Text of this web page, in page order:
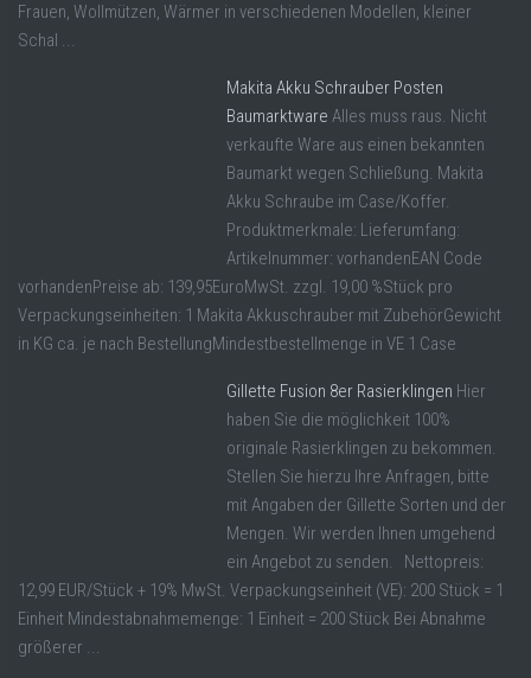
Frauen, Wollmützen, Wärmer in verschiedenen Modellen, kleiner
Schal ...
Makita Akku Schrauber Posten
Baumarktware Alles muss raus. Nicht
verkaufte Ware aus einen bekannten
Baumarkt wegen Schließung. Makita
Akku Schraube im Case/Koffer.
Produktmerkmale: Lieferumfang:
Artikelnummer: vorhandenEAN Code
vorhandenPreise ab: 139,95EuroMwSt. zzgl. 19,00 %Stück pro
Verpackungseinheiten: 1 Makita Akkuschrauber mit ZubehörGewicht
in KG ca. je nach BestellungMindestbestellmenge in VE 1 Case
Gillette Fusion 8er Rasierklingen Hier
haben Sie die möglichkeit 100%
originale Rasierklingen zu bekommen.
Stellen Sie hierzu Ihre Anfragen, bitte
mit Angaben der Gillette Sorten und der
Mengen. Wir werden Ihnen umgehend
ein Angebot zu senden. Nettopreis:
12,99 EUR/Stück + 19% MwSt. Verpackungseinheit (VE): 200 Stück = 1
Einheit Mindestabnahmemenge: 1 Einheit = 200 Stück Bei Abnahme
größerer ...